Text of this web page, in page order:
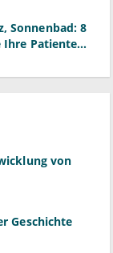
Sonnenbad: 8
Ihre Patienten
von
Geschichte